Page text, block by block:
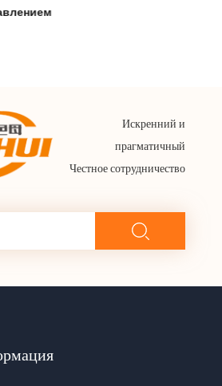
Искренний и
прагматичный
Честное сотрудничество